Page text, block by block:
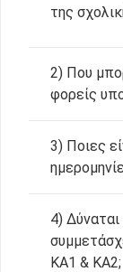
της
2) Που
φορείς
3) Ποιες
4)
ΚΑ1 & ΚΑ2;